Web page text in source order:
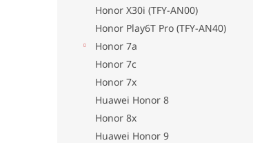
Honor X30i (TFY-AN00)
Honor Play6T Pro (TFY-AN40)
Honor 7a
Honor 7c
Honor 7x
Huawei Honor 8
Honor 8x
Huawei Honor 9